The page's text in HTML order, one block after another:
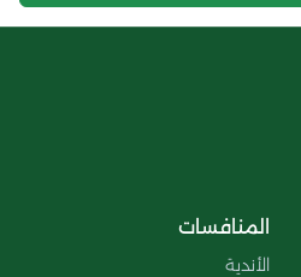
المنافسات
الأندية